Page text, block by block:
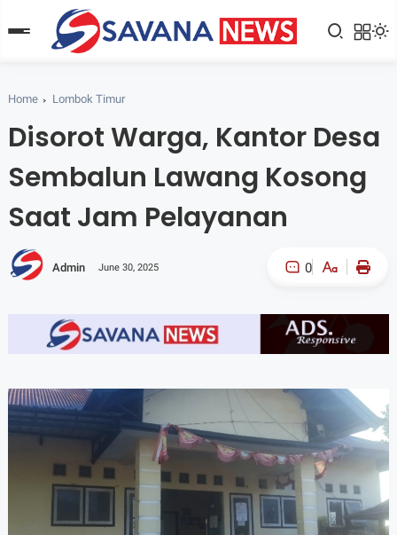
Home Lombok Timur
Disorot Warga, Kantor Desa
Sembalun Lawang Kosong
Saat Jam Pelayanan
Admin June 30, 2025 0
A- A+